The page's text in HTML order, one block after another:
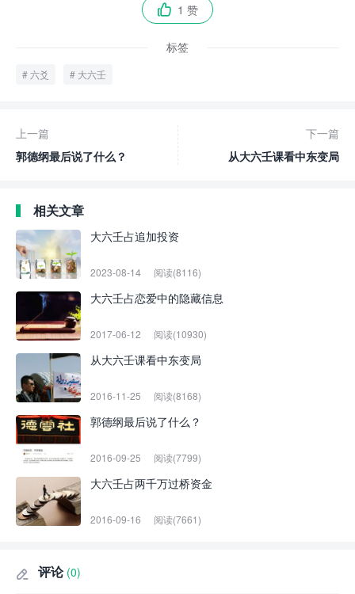
 1 赞
标签
六爻 大六壬
上一篇
郭德纲最后说了什么？
下一篇
从大六壬课看中东变局
相关文章
大六壬占追加投资
2023-08-14 阅读(8116)
大六壬占恋爱中的隐藏信息
2017-06-12 阅读(10930)
从大六壬课看中东变局
2016-11-25 阅读(8168)
郭德纲最后说了什么？
2016-09-25 阅读(7799)
大六壬占两千万过桥资金
2016-09-16 阅读(7661)
 评论 (0)